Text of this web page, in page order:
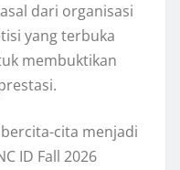
dari organisasi
yang terbuka
membuktikan
cita menjadi
ID Fall 2026